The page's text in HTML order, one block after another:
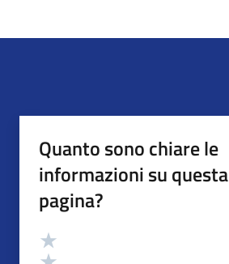
Quanto sono chiare le
informazioni su questa
pagina?
Valutazione